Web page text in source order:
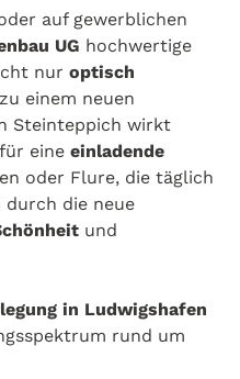
auf gewerblichen
UG hochwertige
nur optisch
einem neuen
Steinteppich wirkt
eine einladende
oder Flure, die täglich
durch die neue
und
in Ludwigshafen
rund um